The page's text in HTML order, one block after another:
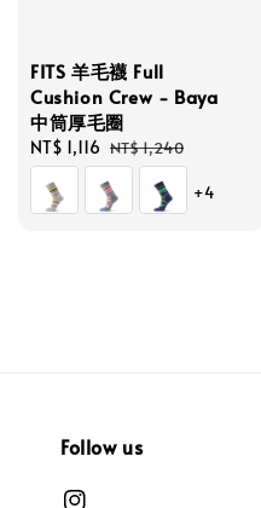
FITS 羊毛襪 Full
Cushion Crew - Baya
中筒厚毛圈
Sale
price
NT$ 1,116 Regular
price
NT$ 1,240
+4
Follow us